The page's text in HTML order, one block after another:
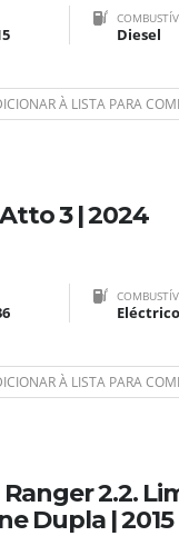
Diesel
À LISTA PARA
3 | 2024
Eléctrico
À LISTA PARA
Ranger 2.2.
Dupla | 2015